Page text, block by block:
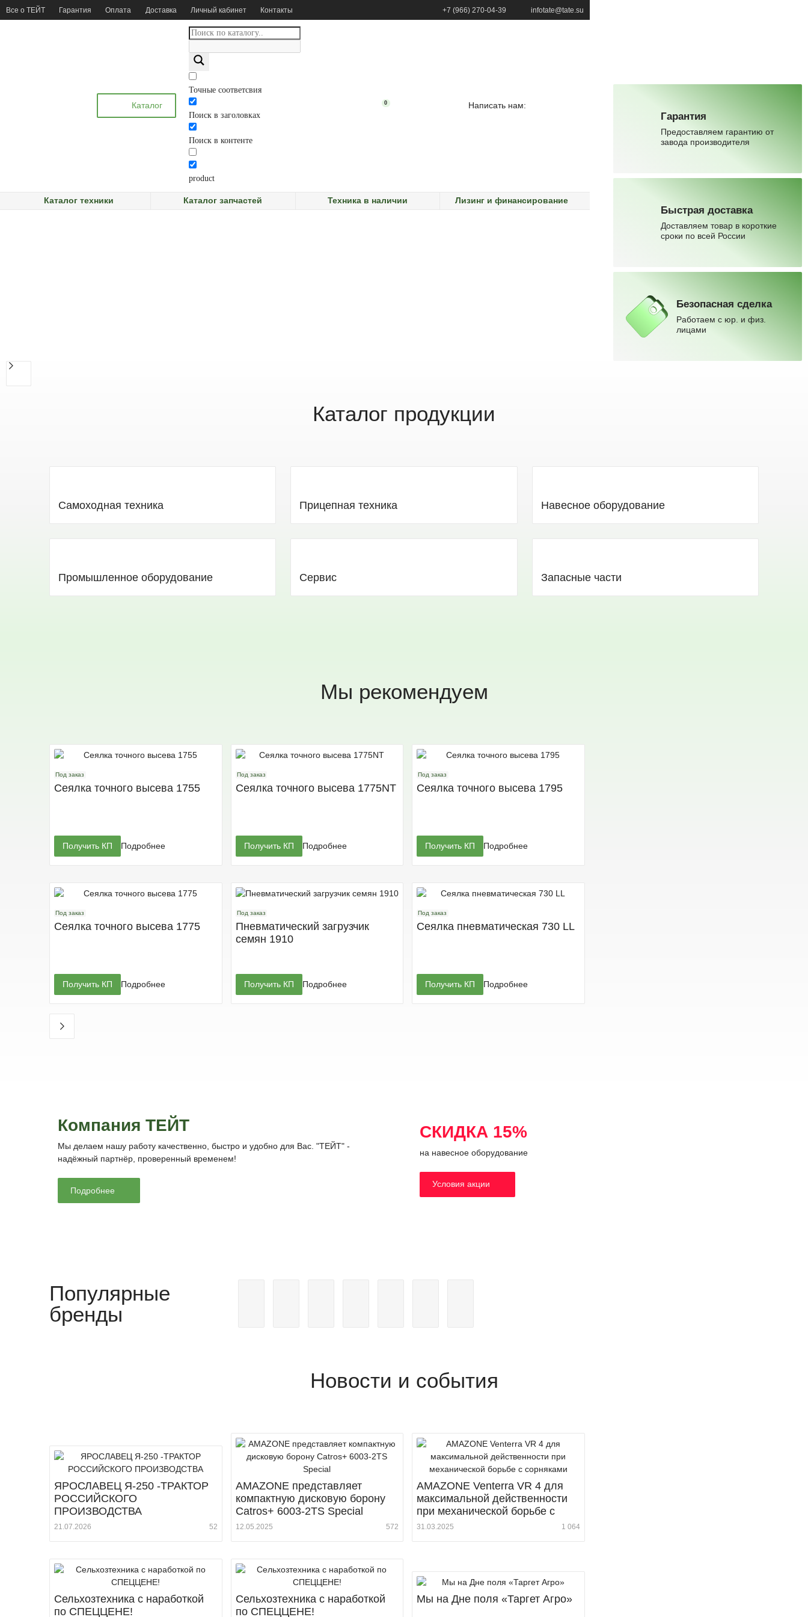
Все о ТЕЙТ Гарантия Оплата Доставка Личный кабинет Контакты +7 (966) 270-04-39 infotate@tate.su
Каталог
Точные соответсвия
Поиск в заголовках
Поиск в контенте
product
0 Написать нам:
Каталог техники Каталог запчастей Техника в наличии Лизинг и финансирование
Гарантия
Предоставляем гарантию от
завода производителя
Быстрая доставка
Доставляем товар в короткие
сроки по всей России
Безопасная сделка
Работаем с юр. и физ.
лицами
Каталог продукции
Самоходная техника Прицепная техника Навесное оборудование
Промышленное оборудование Сервис Запасные части
Мы рекомендуем
Под заказ
Сеялка точного высева 1755
Получить КП Подробнее
Под заказ
Сеялка точного высева 1775NT
Получить КП Подробнее
Под заказ
Сеялка точного высева 1795
Получить КП Подробнее
Под заказ
Сеялка точного высева 1775
Получить КП Подробнее
Под заказ
Пневматический загрузчик
семян 1910
Получить КП Подробнее
Под заказ
Сеялка пневматическая 730 LL
Получить КП Подробнее
Получить КП Подробнее
Под заказ
Сеялка анкерная 1870 Сеялка пневматическая 1895
Компания ТЕЙТ
Мы делаем нашу работу качественно, быстро и удобно для Вас. "ТЕЙТ" -
надёжный партнёр, проверенный временем!
Подробнее
СКИДКА 15%
на навесное оборудование
Условия акции
Популярные
бренды
Новости и события
ЯРОСЛАВЕЦ Я-250 -ТРАКТОР
РОССИЙСКОГО
ПРОИЗВОДСТВА
21.07.2026 52
AMAZONE представляет
компактную дисковую борону
Catros+ 6003-2TS Special
12.05.2025 572
AMAZONE Venterra VR 4 для
максимальной действенности
при механической борьбе с
сорняками
31.03.2025 1 064
Сельхозтехника с наработкой
по СПЕЦЦЕНЕ!
Сельхозтехника с наработкой
по СПЕЦЦЕНЕ!
Мы на Дне поля «Таргет Агро»